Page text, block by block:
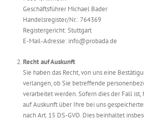
Geschäftsführer Michael Bader
Handelsregister/Nr.: 764369
Registergericht: Stuttgart
E-Mail-Adresse: info@probada.de
Recht auf Auskunft
Sie haben das Recht, von uns eine
verlangen, ob Sie betreffende
verarbeitet werden. Sofern dies der Fall ist,
auf Auskunft über Ihre bei uns
nach Art. 15 DS-GVO. Dies beinhaltet